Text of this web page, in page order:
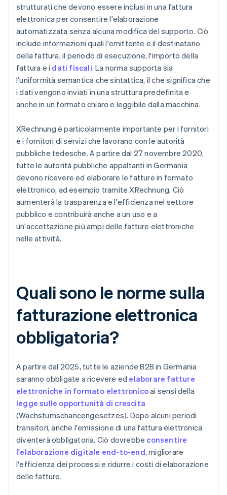
strutturati che devono essere inclusi in una fattura
elettronica per consentire l'elaborazione
automatizzata senza alcuna modifica del supporto. Ciò
include informazioni quali l'emittente e il destinatario
della fattura, il periodo di esecuzione, l'importo della
fattura e i dati fiscali. La norma supporta sia
l'uniformità semantica che sintattica, il che significa che
i dati vengono inviati in una struttura predefinita e
anche in un formato chiaro e leggibile dalla macchina.
XRechnung è particolarmente importante per i fornitori
e i fornitori di servizi che lavorano con le autorità
pubbliche tedesche. A partire dal 27 novembre 2020,
tutte le autorità pubbliche appaltanti in Germania
devono ricevere ed elaborare le fatture in formato
elettronico, ad esempio tramite XRechnung. Ciò
aumenterà la trasparenza e l'efficienza nel settore
pubblico e contribuirà anche a un uso e a
un'accettazione più ampi delle fatture elettroniche
nelle attività.
Quali sono le norme sulla
fatturazione elettronica
obbligatoria?
A partire dal 2025, tutte le aziende B2B in Germania
saranno obbligate a ricevere ed elaborare fatture
elettroniche in formato elettronicoai sensi della
legge sulle opportunità di crescita
(Wachstumschancengesetzes). Dopo alcuni periodi
transitori, anche l'emissione di una fattura elettronica
diventerà obbligatoria. Ciò dovrebbe consentire
l'elaborazione digitale end-to-end, migliorare
l'efficienza dei processi e ridurre i costi di elaborazione
delle fatture.